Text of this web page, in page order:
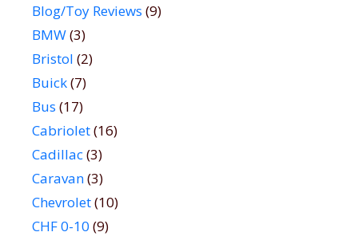
Blog/Toy Reviews (9)
BMW(3)
Bristol (2)
Buick(7)
Bus (17)
Cabriolet(16)
Cadillac(3)
Caravan(3)
Chevrolet(10)
CHF 0-10 (9)